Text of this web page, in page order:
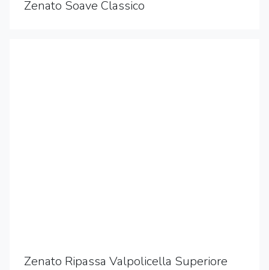
Zenato Soave Classico
Zenato Ripassa Valpolicella Superiore